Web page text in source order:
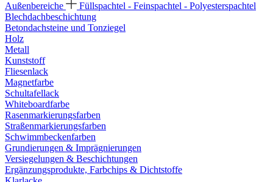
Außenbereiche
Füllspachtel - Feinspachtel - Polyesterspachtel
Blechdachbeschichtung
Betondachsteine und Tonziegel
Holz
Metall
Kunststoff
Fliesenlack
Magnetfarbe
Schultafellack
Whiteboardfarbe
Rasenmarkierungsfarben
Straßenmarkierungsfarben
Schwimmbeckenfarben
Grundierungen & Imprägnierungen
Versiegelungen & Beschichtungen
Ergänzungsprodukte, Farbchips & Dichtstoffe